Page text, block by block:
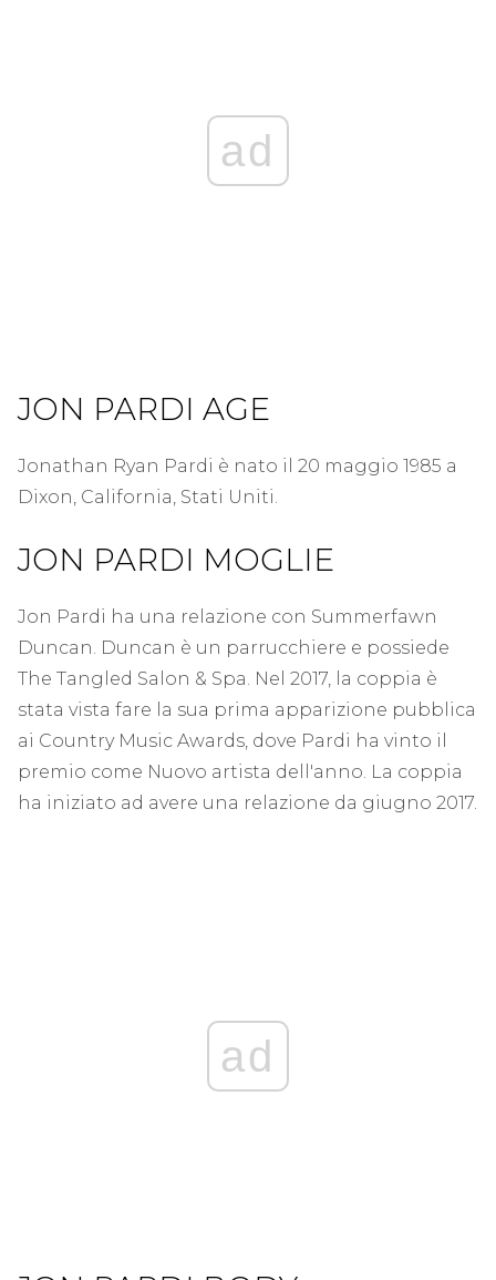
ad
JON PARDI AGE
Jonathan Ryan Pardi è nato il 20 maggio 1985 a
Dixon, California, Stati Uniti.
JON PARDI MOGLIE
Jon Pardi ha una relazione con Summerfawn
Duncan. Duncan è un parrucchiere e possiede
The Tangled Salon & Spa. Nel 2017, la coppia è
stata vista fare la sua prima apparizione pubblica
ai Country Music Awards, dove Pardi ha vinto il
premio come Nuovo artista dell'anno. La coppia
ha iniziato ad avere una relazione da giugno 2017.
ad